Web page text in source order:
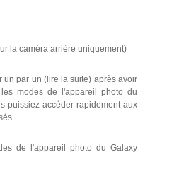
la caméra arrière uniquement)
un par un (lire la suite) après avoir
modes de l'appareil photo du
puissiez accéder rapidement aux
de l'appareil photo du Galaxy